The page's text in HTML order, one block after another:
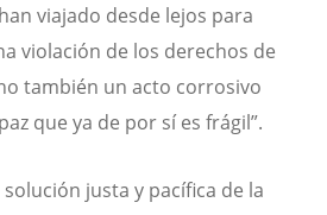
viajado desde lejos para
violación de los derechos de
también un acto corrosivo
que ya de por sí es frágil”.
justa y pacífica de la